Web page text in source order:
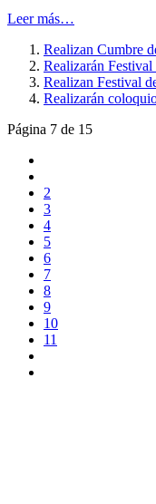
Leer más…
Realizan Cumbre
Realizarán
Realizan Festival
Realizarán
Página 7 de 15
2
3
4
5
6
7
8
9
10
11